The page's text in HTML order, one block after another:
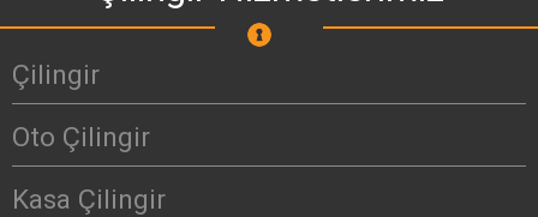
Çilingir
Oto Çilingir
Kasa Çilingir